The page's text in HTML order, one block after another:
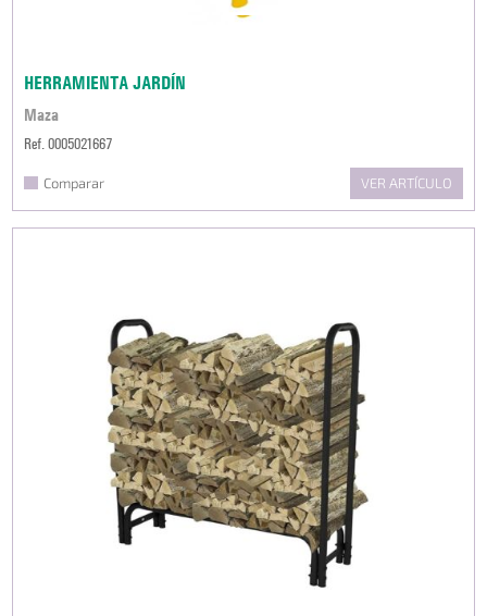
HERRAMIENTA JARDÍN
Maza
Ref. 0005021667
Comparar VER ARTÍCULO